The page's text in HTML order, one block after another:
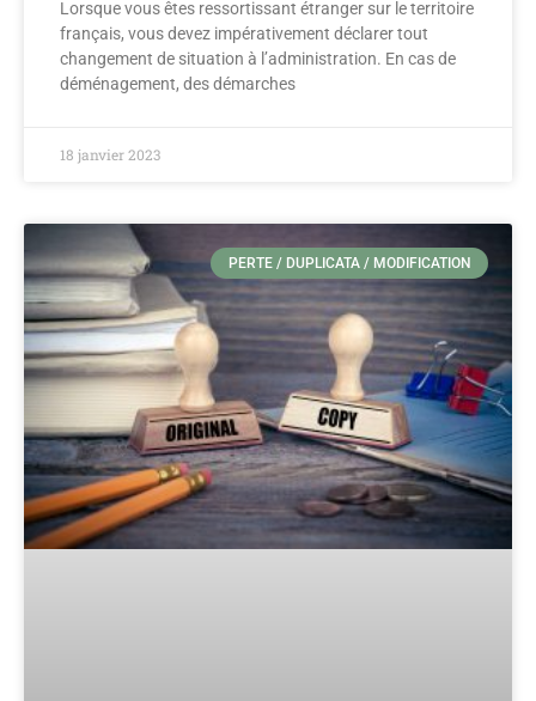
Lorsque vous êtes ressortissant étranger sur le territoire
français, vous devez impérativement déclarer tout
changement de situation à l’administration. En cas de
déménagement, des démarches
18 janvier 2023
PERTE / DUPLICATA / MODIFICATION